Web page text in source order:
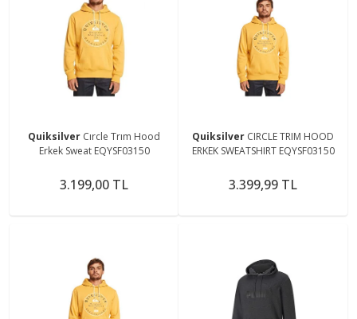
Quiksilver Cırcle Trım Hood
Erkek Sweat EQYSF03150
3.199,00 TL
Quiksilver CIRCLE TRIM HOOD
ERKEK SWEATSHIRT EQYSF03150
3.399,99 TL